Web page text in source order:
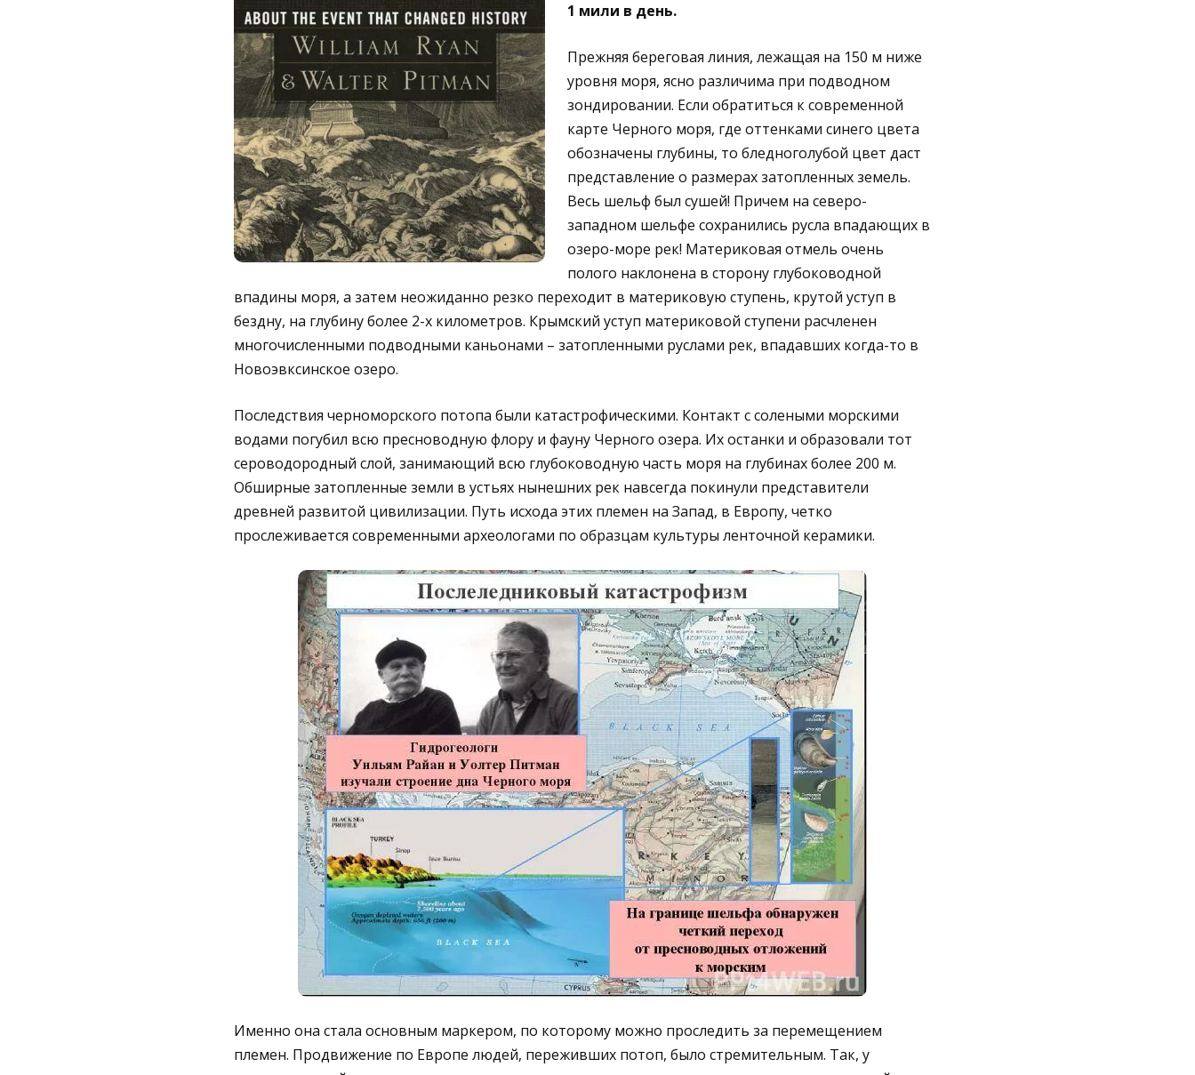
1 мили в день.
Прежняя береговая линия, лежащая на 150 м ниже
уровня моря, ясно различима при подводном
зондировании. Если обратиться к современной
карте Черного моря, где оттенками синего цвета
обозначены глубины, то бледноголубой цвет даст
представление о размерах затопленных земель.
Весь шельф был сушей! Причем на северо-
западном шельфе сохранились русла впадающих в
озеро-море рек! Материковая отмель очень
полого наклонена в сторону глубоководной
впадины моря, а затем неожиданно резко переходит в материковую ступень, крутой уступ в
бездну, на глубину более 2-х километров. Крымский уступ материковой ступени расчленен
многочисленными подводными каньонами – затопленными руслами рек, впадавших когда-то в
Новоэвксинское озеро.
Последствия черноморского потопа были катастрофическими. Контакт с солеными морскими
водами погубил всю пресноводную флору и фауну Черного озера. Их останки и образовали тот
сероводородный слой, занимающий всю глубоководную часть моря на глубинах более 200 м.
Обширные затопленные земли в устьях нынешних рек навсегда покинули представители
древней развитой цивилизации. Путь исхода этих племен на Запад, в Европу, четко
прослеживается современными археологами по образцам культуры ленточной керамики.
Именно она стала основным маркером, по которому можно проследить за перемещением
племен. Продвижение по Европе людей, переживших потоп, было стремительным. Так, у